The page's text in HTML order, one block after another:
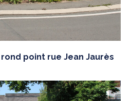
point rue Jean Jaurès